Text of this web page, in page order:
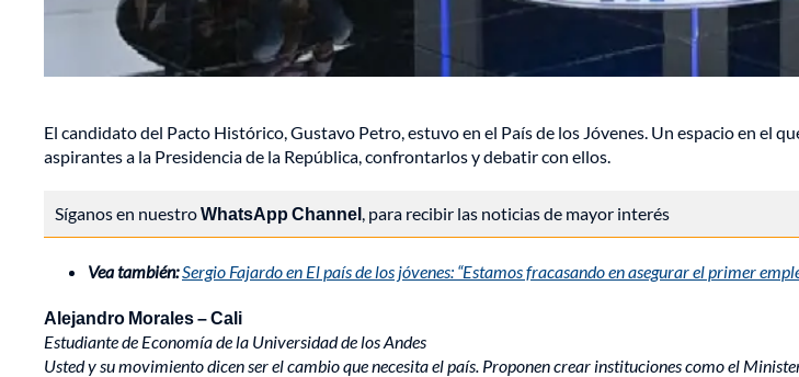
El candidato del Pacto Histórico, Gustavo Petro, estuvo en el País de los Jóvenes. Un espacio en el
aspirantes a la Presidencia de la República, confrontarlos y debatir con ellos.
Síganos en nuestroWhatsApp Channel , para recibir las noticias de mayor interés
Vea también:Sergio Fajardo en El país de los jóvenes: “Estamos fracasando en asegurar el primer
Alejandro Morales – Cali
Estudiante de Economía de la Universidad de los Andes
Usted y su movimiento dicen ser el cambio que necesita el país. Proponen crear instituciones como el